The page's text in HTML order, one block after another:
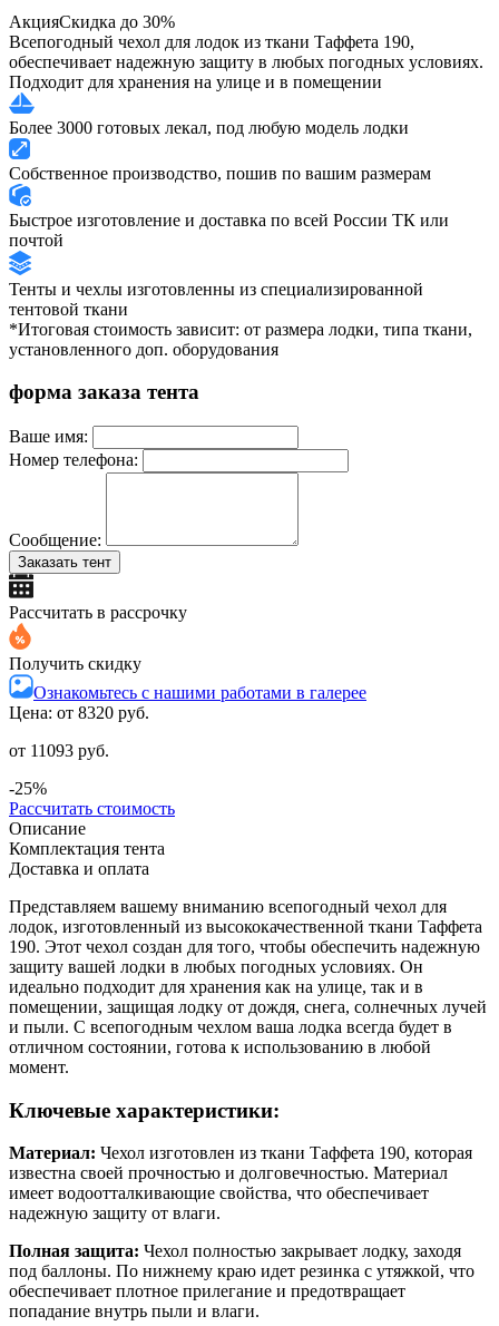
АкцияСкидка до 30%
Всепогодный чехол для лодок из ткани Таффета 190,
обеспечивает надежную защиту в любых погодных условиях.
Подходит для хранения на улице и в помещении
Более 3000 готовых лекал, под любую модель лодки
Собственное производство, пошив по вашим размерам
Быстрое изготовление и доставка по всей России ТК или
почтой
Тенты и чехлы изготовленны из специализированной
тентовой ткани
*Итоговая стоимость зависит: от размера лодки, типа ткани,
установленного доп. оборудования
форма заказа тента
Ваше имя:
Номер телефона:
Сообщение:
Заказать тент
Рассчитать в рассрочку
Получить скидку
Ознакомьтесь с нашими работами в галерее
Цена: от 8320 руб.
от 11093 руб.
-25%
Рассчитать стоимость
Описание
Комплектация тента
Доставка и оплата
Представляем вашему вниманию всепогодный чехол для
лодок, изготовленный из высококачественной ткани Таффета
190. Этот чехол создан для того, чтобы обеспечить надежную
защиту вашей лодки в любых погодных условиях. Он
идеально подходит для хранения как на улице, так и в
помещении, защищая лодку от дождя, снега, солнечных лучей
и пыли. С всепогодным чехлом ваша лодка всегда будет в
отличном состоянии, готова к использованию в любой
момент.
Ключевые характеристики:
Материал: Чехол изготовлен из ткани Таффета 190, которая
известна своей прочностью и долговечностью. Материал
имеет водоотталкивающие свойства, что обеспечивает
надежную защиту от влаги.
Полная защита: Чехол полностью закрывает лодку, заходя
под баллоны. По нижнему краю идет резинка с утяжкой, что
обеспечивает плотное прилегание и предотвращает
попадание внутрь пыли и влаги.